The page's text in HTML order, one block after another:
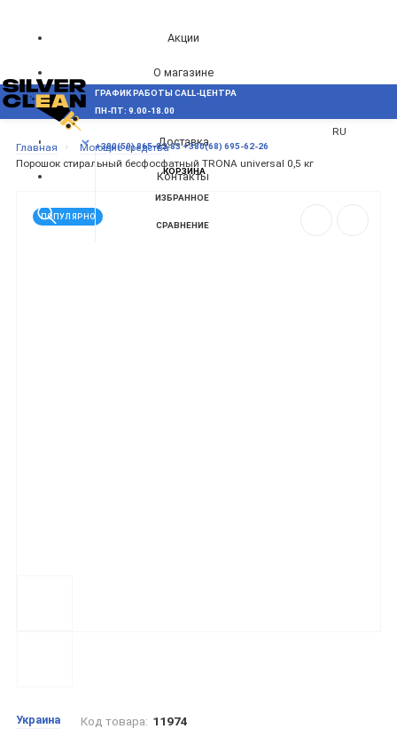
Акции
О магазине
Блог
Доставка
Контакты
RU
МЕНЮ
ГРАФИК РАБОТЫ CALL-ЦЕНТРА
ПН-ПТ: 9.00-18.00
+380(50) 865-82-83 +380(68) 695-62-26
КОРЗИНА
ИЗБРАННОЕ
СРАВНЕНИЕ
Главная
Моющие средства
Порошок стиральный бесфосфатный TRONA universal 0,5 кг
ПОПУЛЯРНО
Украина Код товара: 11974